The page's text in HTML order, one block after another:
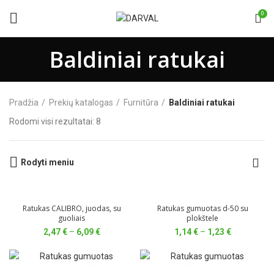
0
Baldiniai ratukai
Pradžia Prekių katalogas Furnitūra
Baldiniai ratukai
Rodomi visi rezultatai: 8
Rodyti meniu
Ratukas CALIBRO, juodas, su
guoliais
2,47€ – 6,09€Price
2,47 €
Ratukas gumuotas d-50 su
plokštele
1,14€ – 1,23 €Price
1,14 €